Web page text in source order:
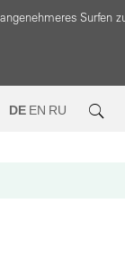
Surfen
DE EN RU